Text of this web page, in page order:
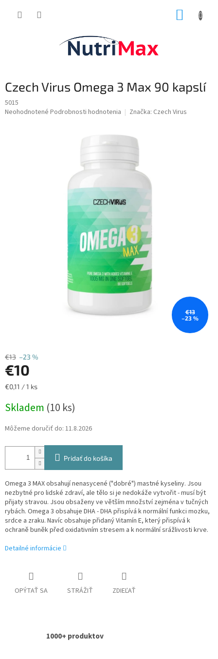
Czech Virus Omega 3 Max 90 kapslí
5015
Priemerné
Neohodnotené Podrobnosti hodnotenia Značka: Czech Virus
€13
–23 %
€13 –23 %
€10
Jednotková
€0,11 / 1 ks
Skladem (10 ks)
Môžeme doručiť do: 11.8.2026
Pridať do košíka
Omega 3 MAX obsahují nenasycené ("dobré") mastné kyseliny. Jsou
nezbytné pro lidské zdraví, ale tělo si je nedokáže vytvořit - musí být
přijaty stravou. Jsou obsaženy ve větším množství zejména v tučných
rybách. Omega 3 obsahuje DHA - DHA přispívá k normální funkci mozku,
srdce a zraku. Navíc obsahuje přidaný Vitamín E, který přispívá k
ochraně buněk před oxidativním stresem a k normální srážlivosti krve.
Detailné informácie
OPÝTAŤ SA STRÁŽIŤ ZDIEĽAŤ
1000+ produktov